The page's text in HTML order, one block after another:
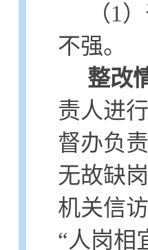
（1 ）
不强。
整改
责人进
督办负
无故缺
机关信
“人岗相